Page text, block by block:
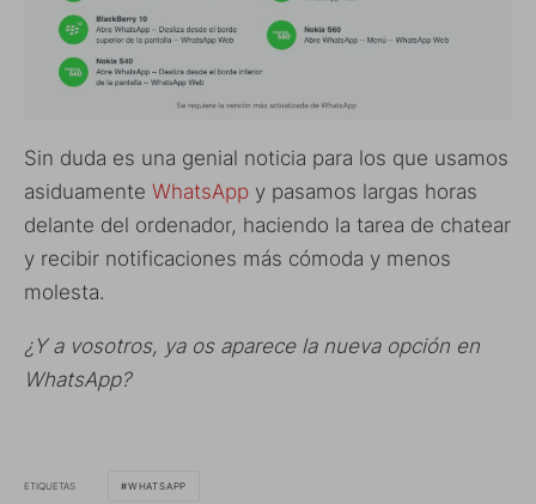
Sin duda es una genial noticia para los que usamos
asiduamente WhatsApp y pasamos largas horas
delante del ordenador, haciendo la tarea de chatear
y recibir notificaciones más cómoda y menos
molesta.
¿Y a vosotros, ya os aparece la nueva opción en
WhatsApp?
ETIQUETAS WHATSAPP